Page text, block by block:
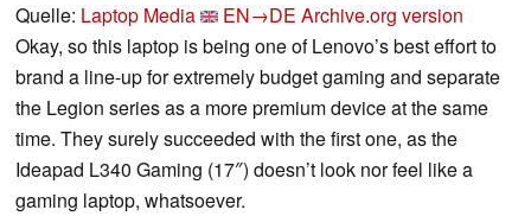
Quelle: Laptop Media EN→DE Archive.org version
Okay, so this laptop is being one of Lenovo’s best effort to
brand a line-up for extremely budget gaming and separate
the Legion series as a more premium device at the same
time. They surely succeeded with the first one, as the
Ideapad L340 Gaming (17″) doesn’t look nor feel like a
gaming laptop, whatsoever.